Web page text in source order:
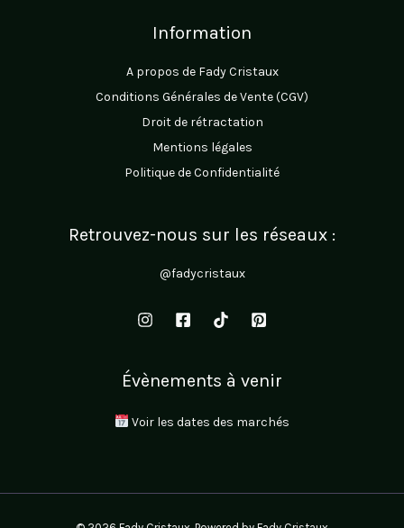
Information
A propos de Fady Cristaux
Conditions Générales de Vente (CGV)
Droit de rétractation
Mentions légales
Politique de Confidentialité
Retrouvez-nous sur les réseaux :
@fadycristaux
Évènements à venir
Voir les dates des marchés